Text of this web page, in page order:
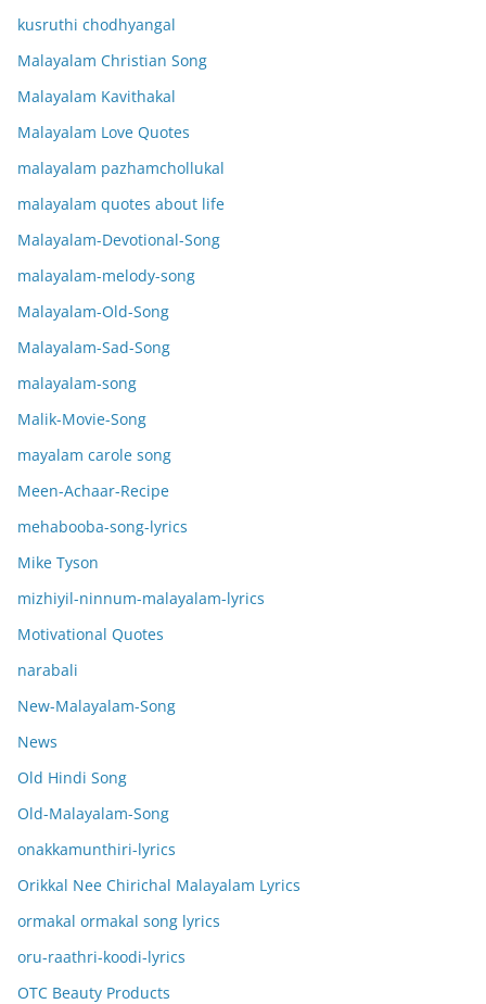
kusruthi chodhyangal
Malayalam Christian Song
Malayalam Kavithakal
Malayalam Love Quotes
malayalam pazhamchollukal
malayalam quotes about life
Malayalam-Devotional-Song
malayalam-melody-song
Malayalam-Old-Song
Malayalam-Sad-Song
malayalam-song
Malik-Movie-Song
mayalam carole song
Meen-Achaar-Recipe
mehabooba-song-lyrics
Mike Tyson
mizhiyil-ninnum-malayalam-lyrics
Motivational Quotes
narabali
New-Malayalam-Song
News
Old Hindi Song
Old-Malayalam-Song
onakkamunthiri-lyrics
Orikkal Nee Chirichal Malayalam Lyrics
ormakal ormakal song lyrics
oru-raathri-koodi-lyrics
OTC Beauty Products